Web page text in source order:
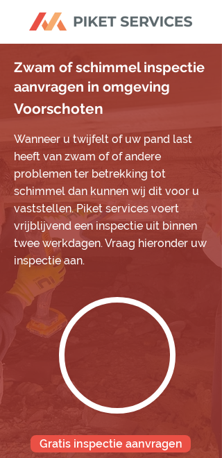
Zwam of schimmel inspectie
aanvragen in omgeving
Voorschoten
Wanneer u twijfelt of uw pand last
heeft van zwam of of andere
problemen ter betrekking tot
schimmel dan kunnen wij dit voor u
vaststellen. Piket services voert
vrijblijvend een inspectie uit binnen
twee werkdagen. Vraag hieronder uw
inspectie aan.
Gratis inspectie aanvragen